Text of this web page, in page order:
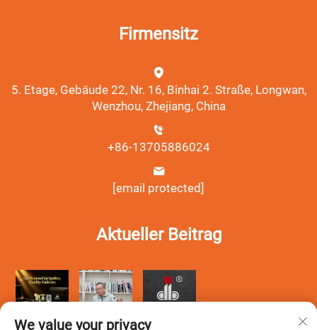
Firmensitz
5. Etage, Gebäude 22, Nr. 16, Binhai 2. Straße, Longwan,
Wenzhou, Zhejiang, China
+86-13705886024
[email protected]
Aktueller Beitrag
We value your privacy